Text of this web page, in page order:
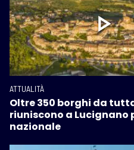
ATTUALITÀ
Oltre 350 borghi da
riuniscono a Lucignano
nazionale